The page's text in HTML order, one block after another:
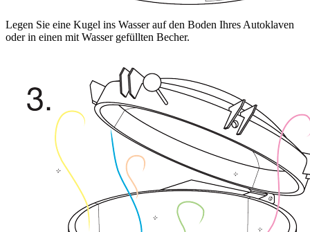
Legen Sie eine Kugel ins Wasser auf den Boden Ihres Autoklaven
oder in einen mit Wasser gefüllten Becher.